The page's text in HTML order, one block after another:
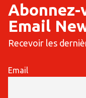
Abonnez-
Email
Recevoir les
Email